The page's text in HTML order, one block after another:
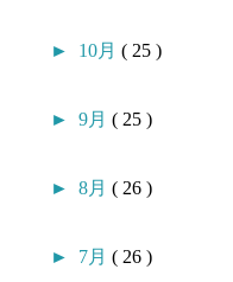
► 10月( 25 )
►9月( 25 )
►8月( 26 )
► 7月( 26 )